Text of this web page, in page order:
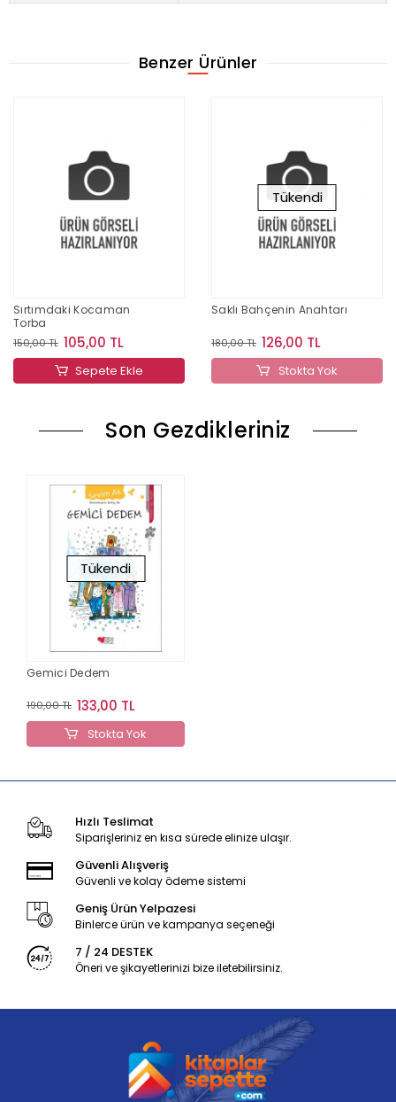
Benzer Ürünler
Sırtımdaki Kocaman
Torba
150,00 TL 105,00 TL
Sepete Ekle
Tükendi
Saklı Bahçenin Anahtarı
180,00 TL 126,00 TL
Stokta Yok
Son Gezdikleriniz
Tükendi
Gemici Dedem
190,00 TL 133,00 TL
Stokta Yok
Hızlı Teslimat
Siparişleriniz en kısa sürede elinize ulaşır.
Güvenli Alışveriş
Güvenli ve kolay ödeme sistemi
Geniş Ürün Yelpazesi
Binlerce ürün ve kampanya seçeneği
7 / 24 DESTEK
Öneri ve şikayetlerinizi bize iletebilirsiniz.